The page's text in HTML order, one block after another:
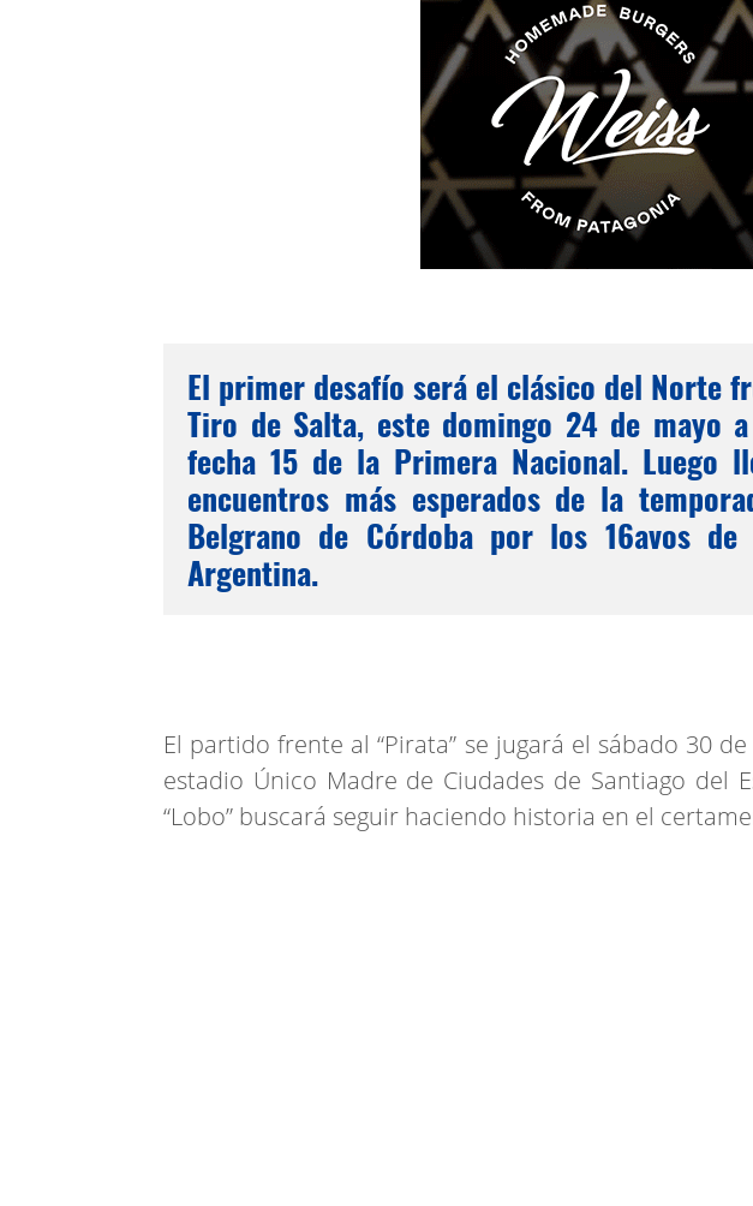
El primer desafío será el clásico del Norte
Tiro de Salta, este domingo 24 de mayo
fecha 15 de la Primera Nacional. Luego
encuentros más esperados de la
Belgrano de Córdoba por los 16avos
Argentina.
El partido frente al “Pirata” se jugará el sábado 30
estadio Único Madre de Ciudades de Santiago del
“Lobo” buscará seguir haciendo historia en el